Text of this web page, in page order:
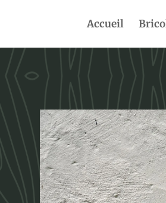
Accueil